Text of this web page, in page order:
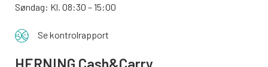
Søndag: Kl. 08:30 – 15:00
Se kontrolrapport